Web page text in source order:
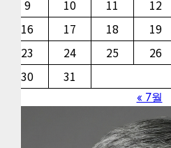
9
10 11 12
16
17 18 19
23
24 25 26
30
31
« 7월